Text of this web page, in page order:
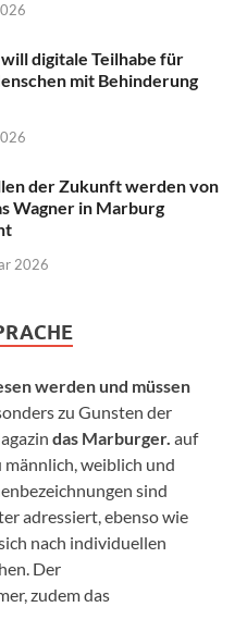
digitale Teilhabe für
mit Behinderung
der Zukunft werden von
Wagner in Marburg
2026
werden und müssen
zu Gunsten der
das Marburger. auf
weiblich und
sind
adressiert, ebenso wie
nach individuellen
Der
zudem das